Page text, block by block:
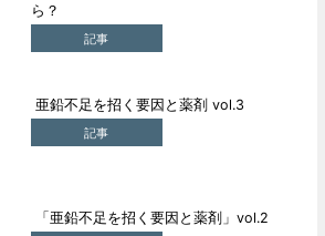
ら？
記事
亜鉛不足を招く要因と薬剤 vol.3
記事
「亜鉛不足を招く要因と薬剤」vol.2